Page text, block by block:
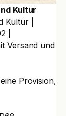
Kultur
Kultur |
|
Versand und
Provision,